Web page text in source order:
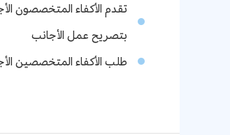
تقدم الأكفاء المتخصصون
بتصريح عمل الأجانب
طلب الأكفاء المتخصصين